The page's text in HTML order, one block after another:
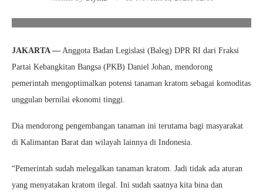
JAKARTA — Anggota Badan Legislasi (Baleg) DPR RI dari Fraksi
Partai Kebangkitan Bangsa (PKB) Daniel Johan, mendorong
pemerintah mengoptimalkan potensi tanaman kratom sebagai komoditas
unggulan bernilai ekonomi tinggi.
Dia mendorong pengembangan tanaman ini terutama bagi masyarakat
di Kalimantan Barat dan wilayah lainnya di Indonesia.
“Pemerintah sudah melegalkan tanaman kratom. Jadi tidak ada aturan
yang menyatakan kratom ilegal. Ini sudah saatnya kita bina dan